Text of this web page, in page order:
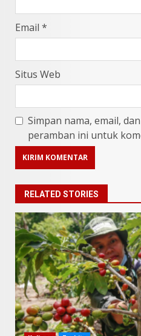
Email *
Situs Web
Simpan nama, email,
peramban ini untuk
RELATED STORIES
9 Makanan
Diketahui!
Jarang
Indonesia